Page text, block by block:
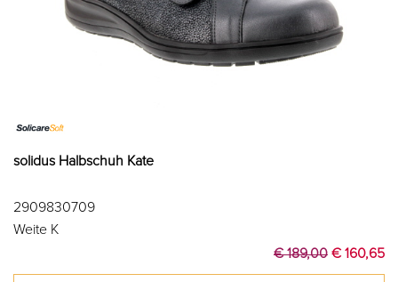
solidus Halbschuh Kate
2909830709
Weite K
€ 189,00 € 160,65